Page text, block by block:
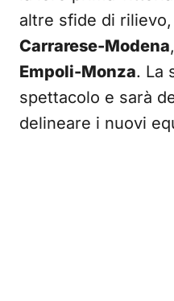
altre sfide di
Carrarese-Modena,
Empoli-Monza. La
spettacolo e sarà
delineare i nuovi